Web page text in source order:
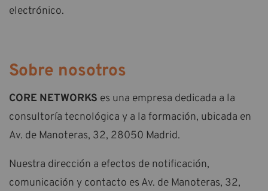
electrónico.
Sobre nosotros
CORE NETWORKS es una empresa dedicada a la
consultoría tecnológica y a la formación, ubicada en
Av. de Manoteras, 32, 28050 Madrid.
Nuestra dirección a efectos de notificación,
comunicación y contacto es Av. de Manoteras, 32,